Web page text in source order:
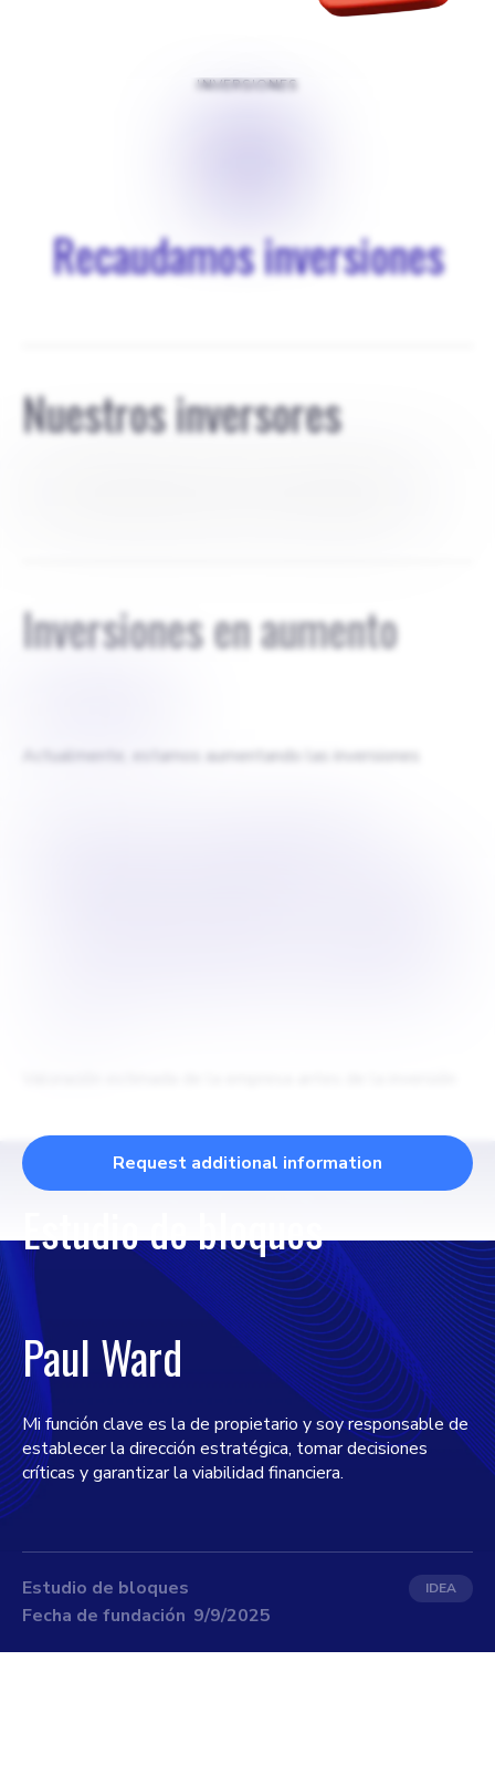
INVERSIONES
Recaudamos inversiones
Nuestros inversores
Inversiones en aumento
Actualmente, estamos aumentando las inversiones
Request additional information
Estudio de bloques
Paul Ward
Mi función clave es la de propietario y soy responsable de
establecer la dirección estratégica, tomar decisiones
críticas y garantizar la viabilidad financiera.
Estudio de bloques IDEA
Fecha de fundación 9/9/2025